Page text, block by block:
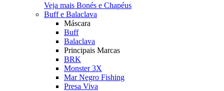
Veja mais Bonés e Chapéus
Buff e Balaclava
Máscara
Buff
Balaclava
Principais Marcas
BRK
Monster 3X
Mar Negro Fishing
Presa Viva